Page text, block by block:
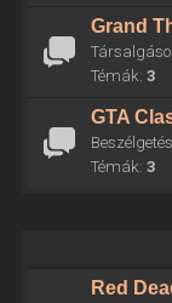
Grand
Témák: 3
GTA
Témák: 3
Red